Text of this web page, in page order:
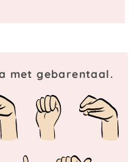
met gebarentaal.